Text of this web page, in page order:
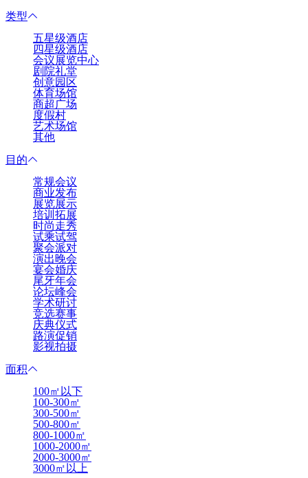
类型
五星级酒店
四星级酒店
会议展览中心
剧院礼堂
创意园区
体育场馆
商超广场
度假村
艺术场馆
其他
目的
常规会议
商业发布
展览展示
培训拓展
时尚走秀
试乘试驾
聚会派对
演出晚会
宴会婚庆
尾牙年会
论坛峰会
学术研讨
竞选赛事
庆典仪式
路演促销
影视拍摄
面积
100㎡以下
100-300㎡
300-500㎡
500-800㎡
800-1000㎡
1000-2000㎡
2000-3000㎡
3000㎡以上